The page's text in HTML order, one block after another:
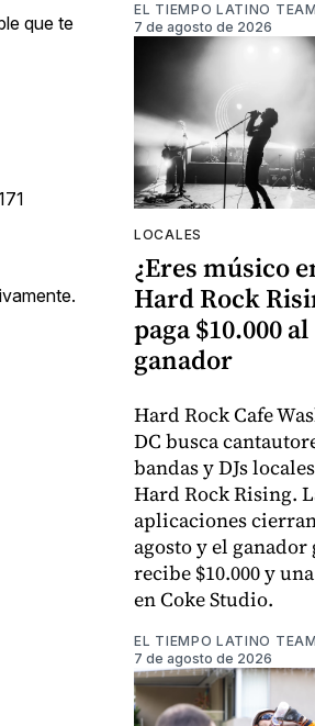
que te
EL TIEMPO LATINO TEAM
7 de agosto de 2026
LOCALES
¿Eres músico
Hard Rock
paga $10.000 al
ganador
Hard Rock Cafe
DC busca
bandas y DJs
Hard Rock Rising.
aplicaciones
agosto y el
recibe $10.000 y
en Coke Studio.
EL TIEMPO LATINO TEAM
7 de agosto de 2026